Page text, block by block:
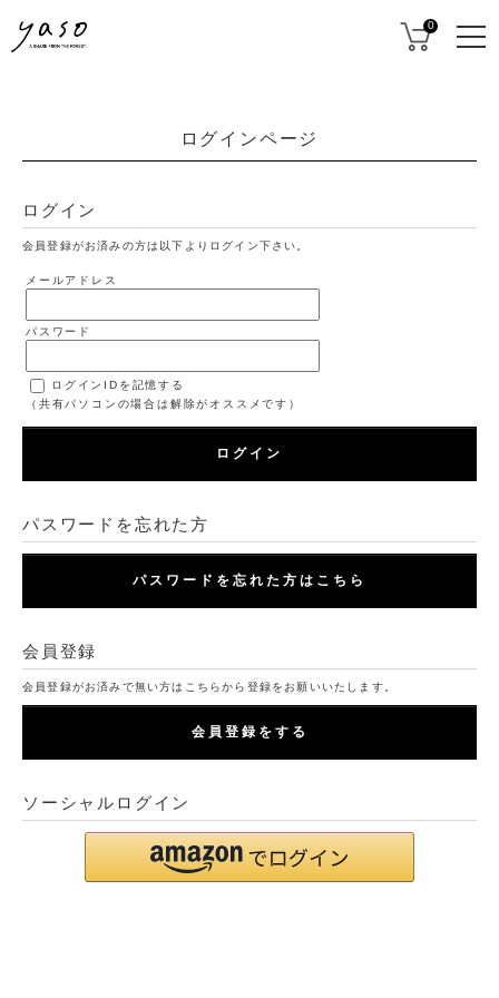
0
ログインページ
ログイン
会員登録がお済みの方は以下よりログイン下さい。
メールアドレス
パスワード
ログインIDを記憶する
（共有パソコンの場合は解除がオススメです）
ログイン
パスワードを忘れた方
パスワードを忘れた方はこちら
会員登録
会員登録がお済みで無い方はこちらから登録をお願いいたします。
会員登録をする
ソーシャルログイン